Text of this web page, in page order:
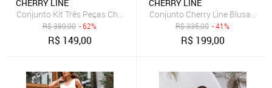
CHERRY LINE
Conjunto Kit Três Peças Cherry Line Top Faixa Cropped Calça
R$389,00 - 62%
R$ 149,00
CHERRY LINE
Conjunto Cherry Line Blusa
R$335,00 - 41%
R$ 199,00